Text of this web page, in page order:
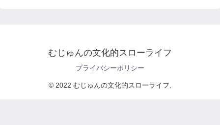
むじゅんの文化的スローライフ
プライバシーポリシー
© 2022 むじゅんの文化的スローライフ.